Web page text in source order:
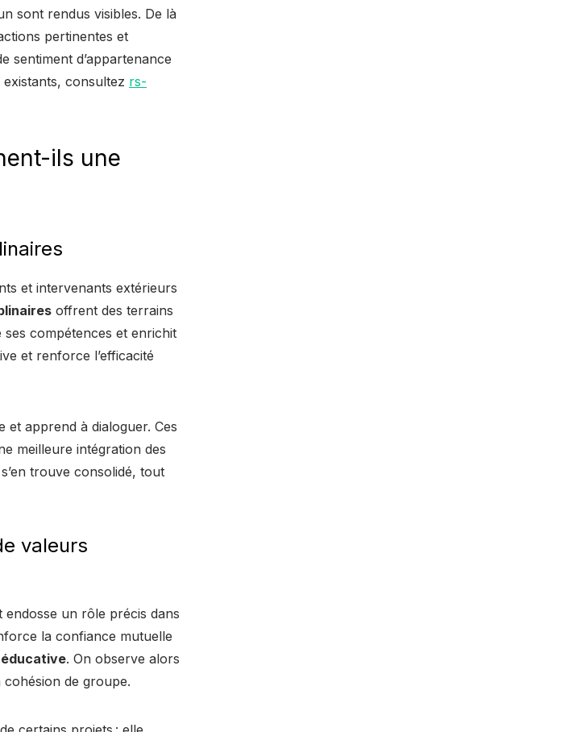
sont rendus visibles. De là
pertinentes et
sentiment d’appartenance
consultez rs-
ils une
et intervenants extérieurs
offrent des terrains
compétences et enrichit
et renforce l’efficacité
et apprend à dialoguer. Ces
meilleure intégration des
trouve consolidé, tout
valeurs
un rôle précis dans
la confiance mutuelle
. On observe alors
cohésion de groupe.